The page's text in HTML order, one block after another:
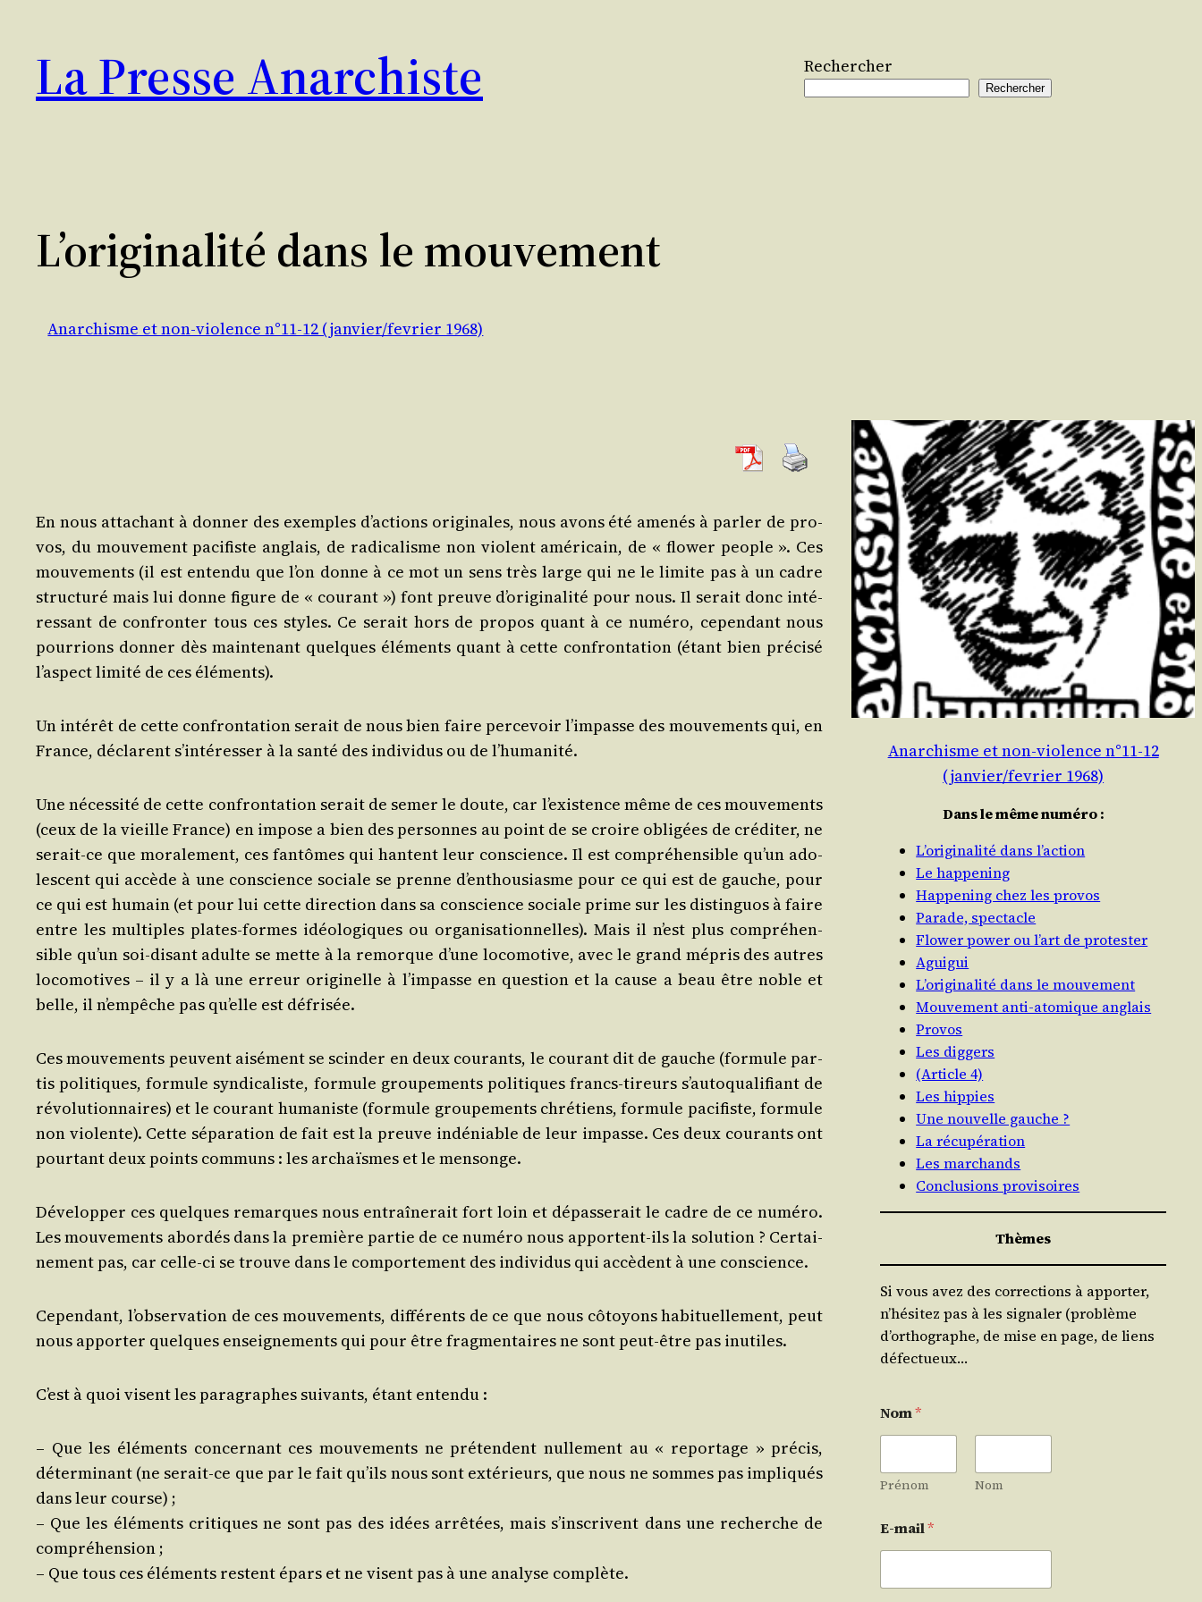
contenu
La Presse Anarchiste Rechercher
Rechercher
L’originalité dans le mouvement
Anarchisme et non-violence n°11-12 (janvier/fevrier 1968)
En nous atta­chant à don­ner des exemples d’actions ori­gi­nales, nous avons été ame­nés à par­ler de pro­
vos, du mou­ve­ment paci­fiste anglais, de radi­ca­lisme non violent amé­ri­cain, de « flo­wer people ». Ces
mou­ve­ments (il est enten­du que l’on donne à ce mot un sens très large qui ne le limite pas à un cadre
struc­tu­ré mais lui donne figure de « cou­rant ») font preuve d’originalité pour nous. Il serait donc inté­
res­sant de confron­ter tous ces styles. Ce serait hors de pro­pos quant à ce numé­ro, cepen­dant nous
pour­rions don­ner dès main­te­nant quelques élé­ments quant à cette confron­ta­tion (étant bien pré­ci­sé
l’aspect limi­té de ces éléments).
Un inté­rêt de cette confron­ta­tion serait de nous bien faire per­ce­voir l’impasse des mou­ve­ments qui, en
France, déclarent s’intéresser à la san­té des indi­vi­dus ou de l’humanité.
Une néces­si­té de cette confron­ta­tion serait de semer le doute, car l’existence même de ces mou­ve­ments
(ceux de la vieille France) en impose a bien des per­sonnes au point de se croire obli­gées de cré­di­ter, ne
serait-ce que mora­le­ment, ces fan­tômes qui hantent leur conscience. Il est com­pré­hen­sible qu’un ado­
les­cent qui accède à une conscience sociale se prenne d’enthousiasme pour ce qui est de gauche, pour
ce qui est humain (et pour lui cette direc­tion dans sa conscience sociale prime sur les dis­tin­guos à faire
entre les mul­tiples plates-formes idéo­lo­giques ou orga­ni­sa­tion­nelles). Mais il n’est plus com­pré­hen­
sible qu’un soi-disant adulte se mette à la remorque d’une loco­mo­tive, avec le grand mépris des autres
loco­mo­tives – il y a là une erreur ori­gi­nelle à l’impasse en ques­tion et la cause a beau être noble et
belle, il n’empêche pas qu’elle est défrisée.
Ces mou­ve­ments peuvent aisé­ment se scin­der en deux cou­rants, le cou­rant dit de gauche (for­mule par­
tis poli­tiques, for­mule syn­di­ca­liste, for­mule grou­pe­ments poli­tiques francs-tireurs s’autoqualifiant de
révo­lu­tion­naires) et le cou­rant huma­niste (for­mule grou­pe­ments chré­tiens, for­mule paci­fiste, for­mule
non vio­lente). Cette sépa­ra­tion de fait est la preuve indé­niable de leur impasse. Ces deux cou­rants ont
pour­tant deux points com­muns : les archaïsmes et le mensonge.
Déve­lop­per ces quelques remarques nous entraî­ne­rait fort loin et dépas­se­rait le cadre de ce numé­ro.
Les mou­ve­ments abor­dés dans la pre­mière par­tie de ce numé­ro nous apportent-ils la solu­tion ? Cer­tai­
ne­ment pas, car celle-ci se trouve dans le com­por­te­ment des indi­vi­dus qui accèdent à une conscience.
Cepen­dant, l’observation de ces mou­ve­ments, dif­fé­rents de ce que nous côtoyons habi­tuel­le­ment, peut
nous appor­ter quelques ensei­gne­ments qui pour être frag­men­taires ne sont peut-être pas inutiles.
C’est à quoi visent les para­graphes sui­vants, étant entendu :
– Que les élé­ments concer­nant ces mou­ve­ments ne pré­tendent nul­le­ment au « repor­tage » pré­cis,
déter­mi­nant (ne serait-ce que par le fait qu’ils nous sont exté­rieurs, que nous ne sommes pas impli­qués
dans leur course) ;
– Que les élé­ments cri­tiques ne sont pas des idées arrê­tées, mais s’inscrivent dans une recherche de
compréhension ;
– Que tous ces élé­ments res­tent épars et ne visent pas à une ana­lyse complète.
Anarchisme et non-violence n°11-12
(janvier/fevrier 1968)
Dans le même numéro :
L’originalité dans l’action
Le happening
Happening chez les provos
Parade, spectacle
Flower power ou l’art de protester
Aguigui
L’originalité dans le mouvement
Mouvement anti-atomique anglais
Provos
Les diggers
(Article 4)
Les hippies
Une nouvelle gauche ?
La récupération
Les marchands
Conclusions provisoires
Thèmes
Si vous avez des corrections à apporter,
n’hésitez pas à les signaler (problème
d’orthographe, de mise en page, de liens
défectueux…
Nom*
Prénom Nom
E-mail*